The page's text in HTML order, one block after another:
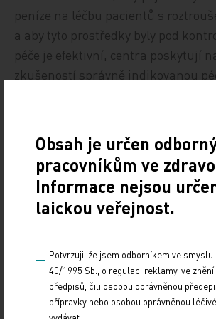
peníze na léčbu pacientů s
a aby tyto prostředky byly pod
péče je efektivní, centra poskytují
zkušeností správně indikovanou
nejsou.
Kromě správně indikované a
farmakoterapie, sledování a
nemocný naučit se správně cvičit,
součástí léčby a jsou stadia
rehabilitace rozhodující. Pacienti
neurologického deficitu mohou
cvičení provozovat sami. Nemocní
Obsah je určen
pracovníkům ve
Informace nejsou
laickou veřejnost.
Potvrzuji, že jsem odborníkem ve smyslu
40/1995 Sb., o regulaci reklamy, ve
předpisů, čili osobou oprávněnou
přípravky nebo osobou oprávněnou